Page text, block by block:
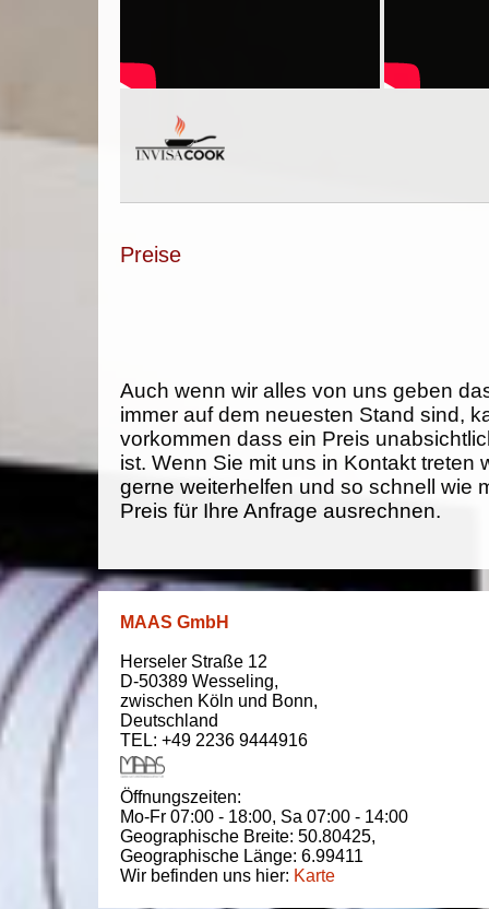
Preise
Auch wenn wir alles von uns geben
immer auf dem neuesten Stand sind,
vorkommen dass ein Preis
ist. Wenn Sie mit uns in Kontakt treten
gerne weiterhelfen und so schnell wie
Preis für Ihre Anfrage ausrechnen.
MAAS GmbH
Herseler Straße 12
D-50389 Wesseling,
zwischen Köln und Bonn,
Deutschland
TEL: +49 2236 9444916
Öffnungszeiten:
Mo-Fr 07:00 - 18:00, Sa 07:00 - 14:00
Geographische Breite: 50.80425,
Geographische Länge: 6.99411
Wir befinden uns hier: Karte